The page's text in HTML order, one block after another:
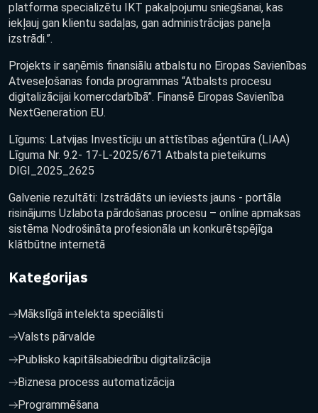
platforma specializētu IKT pakalpojumu sniegšanai, kas
iekļauj gan klientu sadaļas, gan administrācijas paneļa
izstrādi.”.
Projekts ir saņēmis finansiālu atbalstu no Eiropas Savienības
Atveseļošanas fonda programmas “Atbalsts procesu
digitalizācijai komercdarbībā”. Finansē Eiropas Savienība
NextGeneration EU.
Līgums: Latvijas Investīciju un attīstības aģentūra (LIAA)
Līguma Nr. 9.2- 17-L-2025/671 Atbalsta pieteikums
DIGI_2025_2625
Galvenie rezultāti: Izstrādāts un ieviests jauns - portāla
risinājums Uzlabota pārdošanas procesu – online apmaksas
sistēma Nodrošināta profesionāla un konkurētspējīga
klātbūtne internetā
Kategorijas
Mākslīgā intelekta speciālisti
Valsts pārvalde
Publisko kapitālsabiedrību digitalizācija
Biznesa process automatizācija
Programmēšana